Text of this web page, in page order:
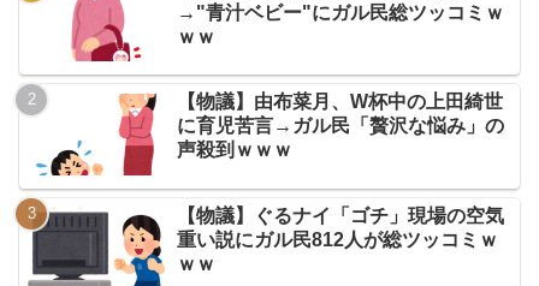
→"青汁ベビー"にガル民総ツッコミｗ
ｗｗ
【物議】由布菜月、W杯中の上田綺世
に育児苦言→ガル民「贅沢な悩み」の
声殺到ｗｗｗ
【物議】ぐるナイ「ゴチ」現場の空気
重い説にガル民812人が総ツッコミｗ
ｗｗ